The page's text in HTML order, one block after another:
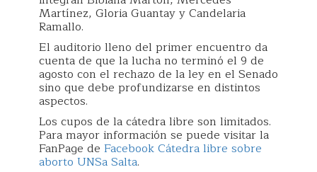
Martínez, Gloria Guantay y Candelaria
Ramallo.
El auditorio lleno del primer encuentro da
cuenta de que la lucha no terminó el 9 de
agosto con el rechazo de la ley en el Senado
sino que debe profundizarse en distintos
aspectos.
Los cupos de la cátedra libre son limitados.
Para mayor información se puede visitar la
FanPage de Facebook Cátedra libre sobre
aborto UNSa Salta.